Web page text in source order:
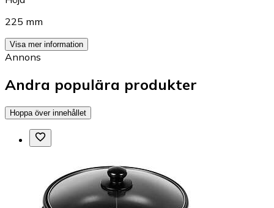
225 mm
Visa mer information
Annons
Andra populära produkter
Hoppa över innehållet